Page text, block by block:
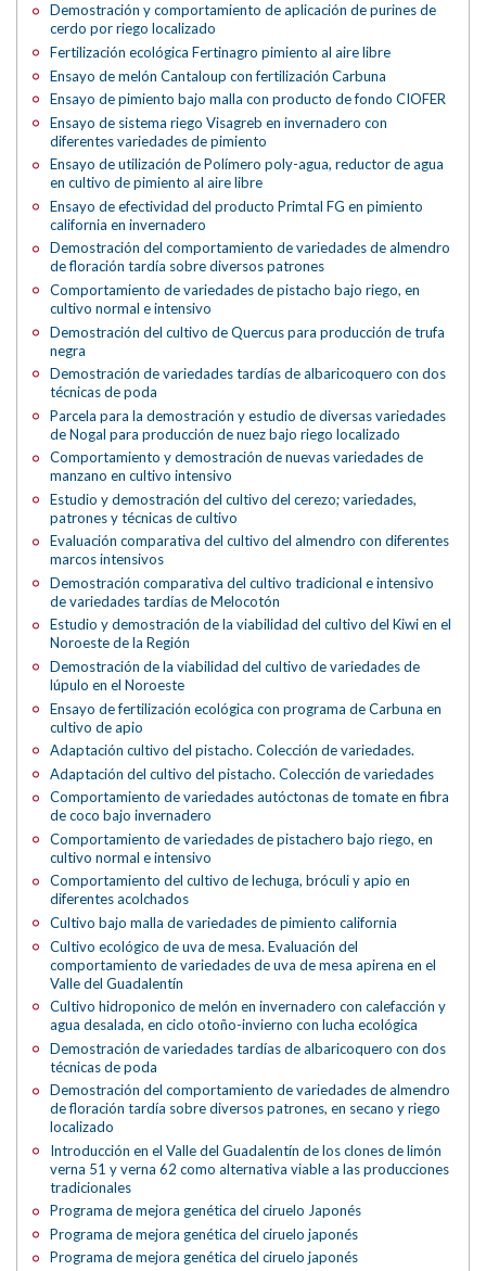
Demostración y comportamiento de aplicación de purines de
cerdo por riego localizado
Fertilización ecológica Fertinagro pimiento al aire libre
Ensayo de melón Cantaloup con fertilización Carbuna
Ensayo de pimiento bajo malla con producto de fondo CIOFER
Ensayo de sistema riego Visagreb en invernadero con
diferentes variedades de pimiento
Ensayo de utilización de Polímero poly-agua, reductor de agua
en cultivo de pimiento al aire libre
Ensayo de efectividad del producto Primtal FG en pimiento
california en invernadero
Demostración del comportamiento de variedades de almendro
de floración tardía sobre diversos patrones
Comportamiento de variedades de pistacho bajo riego, en
cultivo normal e intensivo
Demostración del cultivo de Quercus para producción de trufa
negra
Demostración de variedades tardías de albaricoquero con dos
técnicas de poda
Parcela para la demostración y estudio de diversas variedades
de Nogal para producción de nuez bajo riego localizado
Comportamiento y demostración de nuevas variedades de
manzano en cultivo intensivo
Estudio y demostración del cultivo del cerezo; variedades,
patrones y técnicas de cultivo
Evaluación comparativa del cultivo del almendro con diferentes
marcos intensivos
Demostración comparativa del cultivo tradicional e intensivo
de variedades tardías de Melocotón
Estudio y demostración de la viabilidad del cultivo del Kiwi en el
Noroeste de la Región
Demostración de la viabilidad del cultivo de variedades de
lúpulo en el Noroeste
Ensayo de fertilización ecológica con programa de Carbuna en
cultivo de apio
Adaptación cultivo del pistacho. Colección de variedades.
Adaptación del cultivo del pistacho. Colección de variedades
Comportamiento de variedades autóctonas de tomate en fibra
de coco bajo invernadero
Comportamiento de variedades de pistachero bajo riego, en
cultivo normal e intensivo
Comportamiento del cultivo de lechuga, bróculi y apio en
diferentes acolchados
Cultivo bajo malla de variedades de pimiento california
Cultivo ecológico de uva de mesa. Evaluación del
comportamiento de variedades de uva de mesa apirena en el
Valle del Guadalentín
Cultivo hidroponico de melón en invernadero con calefacción y
agua desalada, en ciclo otoño-invierno con lucha ecológica
Demostración de variedades tardías de albaricoquero con dos
técnicas de poda
Demostración del comportamiento de variedades de almendro
de floración tardía sobre diversos patrones, en secano y riego
localizado
Introducción en el Valle del Guadalentín de los clones de limón
verna 51 y verna 62 como alternativa viable a las producciones
tradicionales
Programa de mejora genética del ciruelo Japonés
Programa de mejora genética del ciruelo japonés
Programa de mejora genética del ciruelo japonés